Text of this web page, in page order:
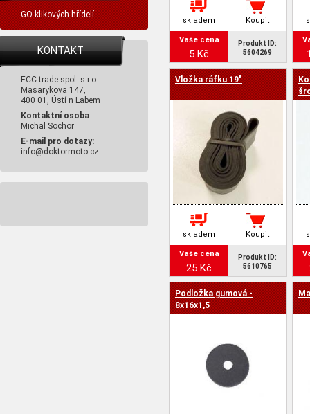
GO klikových hřídelí
KONTAKT
ECC trade spol. s r.o.
Masarykova 147,
400 01, Ústí n Labem
Kontaktní osoba
Michal Sochor
E-mail pro dotazy:
info@doktormoto.cz
skladem Koupit
Vaše cena
5 Kč
Produkt ID:
5604269
Vložka ráfku 19"
skladem Koupit
Vaše cena
25 Kč
Produkt ID:
5610765
Podložka gumová -
8x16x1,5